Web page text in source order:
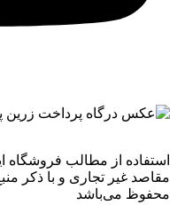
استفاده از مطالب فروشگاه
مقاصد غیر تجاری و با ذکر
محفوظ می‌باشد